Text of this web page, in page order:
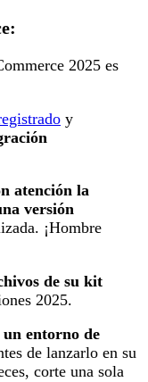
2025 es
y
atención la
versión
¡Hombre
de su kit
2025.
entorno de
de lanzarlo en su
corte una sola